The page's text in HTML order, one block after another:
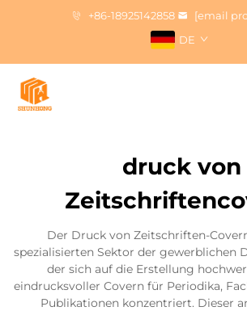
+86-18925142858
[email
DE
druck von
Der Druck von Zeitschriften-
spezialisierten Sektor der gewerblichen
der sich auf die Erstellung
eindrucksvoller Covern für Periodika,
Publikationen konzentriert. Dieser